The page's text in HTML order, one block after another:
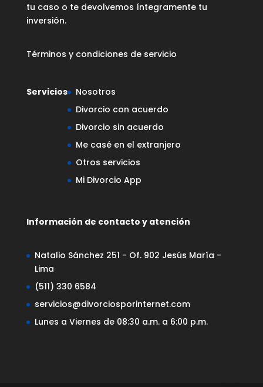
tu caso o te devolvemos íntegramente tu
inversión.
Términos y condiciones de servicio
Servicios
Nosotros
Divorcio con acuerdo
Divorcio sin acuerdo
Me casé en el extranjero
Otros servicios
Mi Divorcio App
Información de contacto y atención
Natalio Sánchez 251 - Of. 902 Jesús María -
Lima
(511) 330 6584
servicios@divorciosporinternet.com
Lunes a Viernes de 08:30 a.m. a 6:00 p.m.